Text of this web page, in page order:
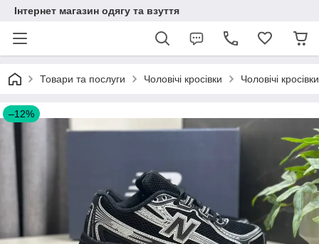
Інтернет магазин одягу та взуття
Товари та послуги Чоловічі кросівки Чоловічі
–12%